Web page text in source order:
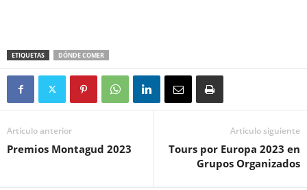
ETIQUETAS DÓNDE COMER
Artículo anterior
Premios Montagud 2023
Artículo siguiente
Tours por Europa 2023 en
Grupos Organizados